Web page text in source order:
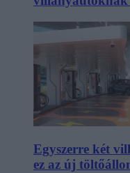
Egyszerre két
ez az új